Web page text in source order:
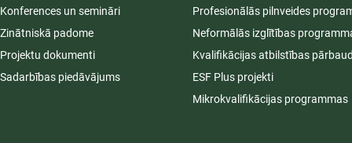
Konferences un semināri
Zinātniskā padome
Projektu dokumenti
Sadarbības piedāvājums
Profesionālās pilnveides
Neformālās izglītības
Kvalifikācijas atbilstības
ESF Plus projekti
Mikrokvalifikācijas programmas